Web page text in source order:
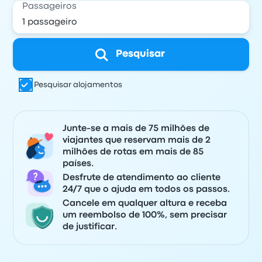
Passageiros
Pesquisar
Pesquisar alojamentos
Junte-se a mais de 75 milhões de
viajantes que reservam mais de 2
milhões de rotas em mais de 85
países.
Desfrute de atendimento ao cliente
24/7 que o ajuda em todos os passos.
Cancele em qualquer altura e receba
um reembolso de 100%, sem precisar
de justificar.